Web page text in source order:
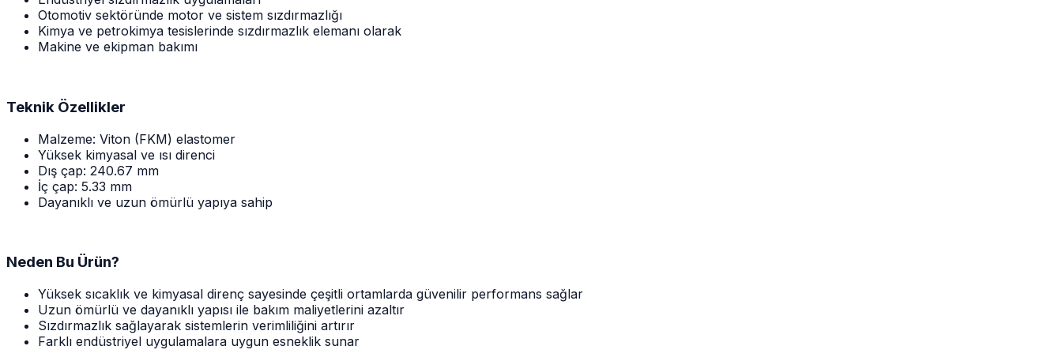
Otomotiv sektöründe motor ve sistem sızdırmazlığı
Kimya ve petrokimya tesislerinde sızdırmazlık elemanı olarak
Makine ve ekipman bakımı
Teknik Özellikler
Malzeme: Viton (FKM) elastomer
Yüksek kimyasal ve ısı direnci
Dış çap: 240.67 mm
İç çap: 5.33 mm
Dayanıklı ve uzun ömürlü yapıya sahip
Neden Bu Ürün?
Yüksek sıcaklık ve kimyasal direnç sayesinde çeşitli ortamlarda güvenilir performans sağlar
Uzun ömürlü ve dayanıklı yapısı ile bakım maliyetlerini azaltır
Sızdırmazlık sağlayarak sistemlerin verimliliğini artırır
Farklı endüstriyel uygulamalara uygun esneklik sunar